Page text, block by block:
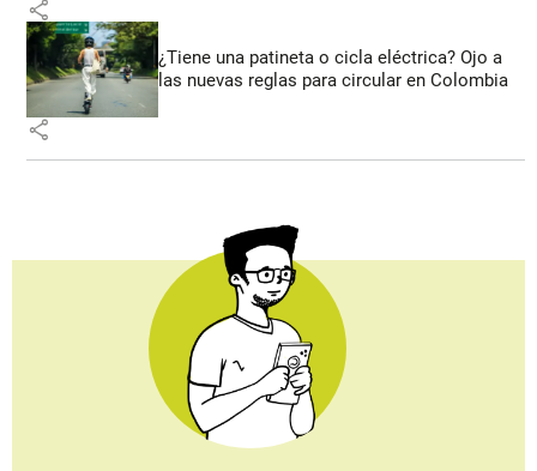
share
¿Tiene una patineta o cicla eléctrica? Ojo a
las nuevas reglas para circular en Colombia
share